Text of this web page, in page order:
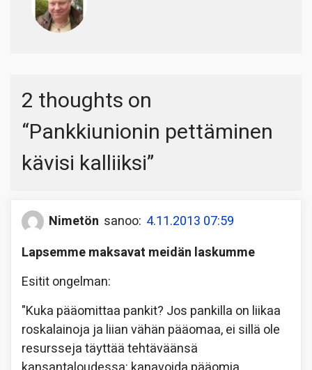
2 thoughts on
“Pankkiunionin pettäminen
kävisi kalliiksi”
Nimetön sanoo: 4.11.2013 07:59
Lapsemme maksavat meidän laskumme
Esitit ongelman:
"Kuka pääomittaa pankit? Jos pankilla on liikaa
roskalainoja ja liian vähän pääomaa, ei sillä ole
resursseja täyttää tehtäväänsä